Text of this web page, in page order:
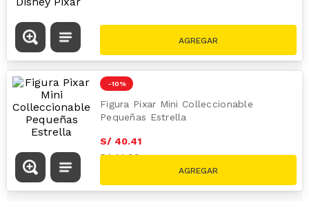
S/
-10 %
Figura Pixar Mini Colleccionable
Pequeñas Estrella
S/ 40.41
S/44.90